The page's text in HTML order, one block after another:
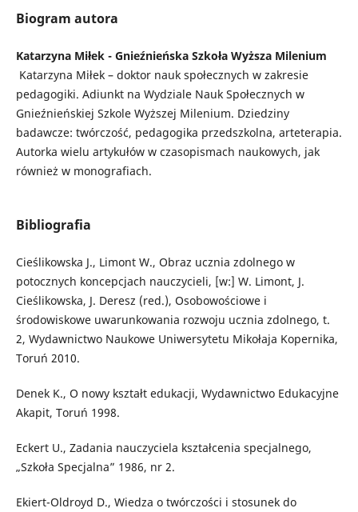
Biogram autora
Katarzyna Miłek - Gnieźnieńska Szkoła Wyższa Milenium
Katarzyna Miłek – doktor nauk społecznych w zakresie
pedagogiki. Adiunkt na Wydziale Nauk Społecznych w
Gnieźnieńskiej Szkole Wyższej Milenium. Dziedziny
badawcze: twórczość, pedagogika przedszkolna, arteterapia.
Autorka wielu artykułów w czasopismach naukowych, jak
również w monografiach.
Bibliografia
Cieślikowska J., Limont W., Obraz ucznia zdolnego w
potocznych koncepcjach nauczycieli, [w:] W. Limont, J.
Cieślikowska, J. Deresz (red.), Osobowościowe i
środowiskowe uwarunkowania rozwoju ucznia zdolnego, t.
2, Wydawnictwo Naukowe Uniwersytetu Mikołaja Kopernika,
Toruń 2010.
Denek K., O nowy kształt edukacji, Wydawnictwo Edukacyjne
Akapit, Toruń 1998.
Eckert U., Zadania nauczyciela kształcenia specjalnego,
„Szkoła Specjalna” 1986, nr 2.
Ekiert-Oldroyd D., Wiedza o twórczości i stosunek do